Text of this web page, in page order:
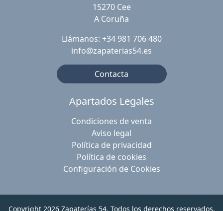
15270 Cee
A Coruña
Llámanos: +34 981 706 480
info@zapaterias54.es
Contacta
Apartados Legales
Condiciones de venta
Aviso legal
Política de privacidad
Política de cookies
Configuración de Cookies
Copyright 2026 Zapaterías 54. Todos los derechos reservados.